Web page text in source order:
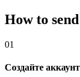
How to
01
Создайте аккаунт